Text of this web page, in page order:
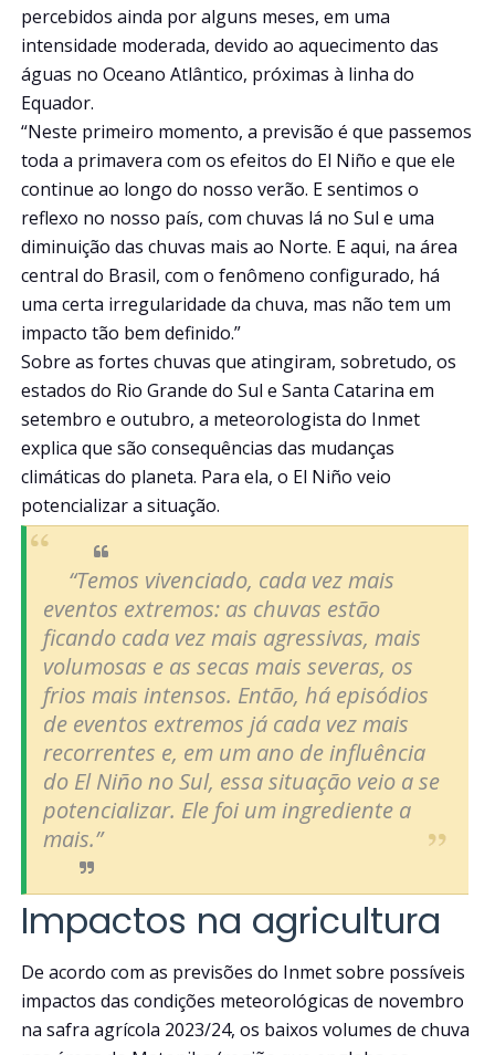
percebidos ainda por alguns meses, em uma
intensidade moderada, devido ao aquecimento das
águas no Oceano Atlântico, próximas à linha do
Equador.
“Neste primeiro momento, a previsão é que passemos
toda a primavera com os efeitos do El Niño e que ele
continue ao longo do nosso verão. E sentimos o
reflexo no nosso país, com chuvas lá no Sul e uma
diminuição das chuvas mais ao Norte. E aqui, na área
central do Brasil, com o fenômeno configurado, há
uma certa irregularidade da chuva, mas não tem um
impacto tão bem definido.”
Sobre as fortes chuvas que atingiram, sobretudo, os
estados do Rio Grande do Sul e Santa Catarina em
setembro e outubro, a meteorologista do Inmet
explica que são consequências das mudanças
climáticas do planeta. Para ela, o El Niño veio
potencializar a situação.
“Temos vivenciado, cada vez mais
eventos extremos: as chuvas estão
ficando cada vez mais agressivas, mais
volumosas e as secas mais severas, os
frios mais intensos. Então, há episódios
de eventos extremos já cada vez mais
recorrentes e, em um ano de influência
do El Niño no Sul, essa situação veio a se
potencializar. Ele foi um ingrediente a
mais.”
Impactos na agricultura
De acordo com as previsões do Inmet sobre possíveis
impactos das condições meteorológicas de novembro
na safra agrícola 2023/24, os baixos volumes de chuva